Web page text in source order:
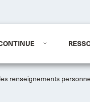
renseignements